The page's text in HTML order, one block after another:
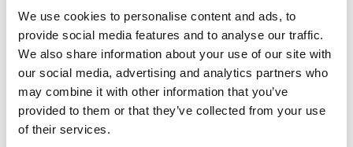
We use cookies to personalise content and ads, to
provide social media features and to analyse our traffic.
We also share information about your use of our site with
our social media, advertising and analytics partners who
may combine it with other information that you’ve
provided to them or that they’ve collected from your use
of their services.
Gewicht
0.06 kg
Voorraad
1
Artikelcode
801530
EAN
5400585137439